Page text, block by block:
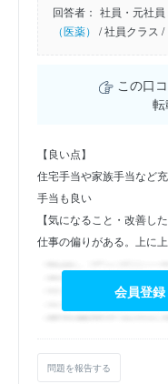
回答者： 社員・元社員
（医薬） /社員クラス /
この口
転
【良い点】
住宅手当や家族手当など
手当も良い
【気になること・改善し
仕事の偏りがある。上に
会員登
問題を報告する